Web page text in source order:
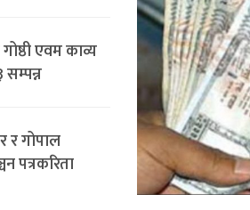
एवम काव्य
गोपाल
पत्रकरिता